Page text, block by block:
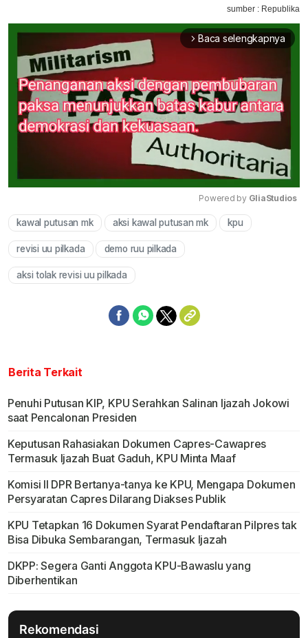
sumber : Republika
arrow_forward_ios Baca selengkapnya
Mute
Powered by GliaStudios
kawal putusan mk aksi kawal putusan mk kpu
revisi uu pilkada demo ruu pilkada
aksi tolak revisi uu pilkada
Berita Terkait
Penuhi Putusan KIP, KPU Serahkan Salinan Ijazah Jokowi
saat Pencalonan Presiden
Keputusan Rahasiakan Dokumen Capres-Cawapres
Termasuk Ijazah Buat Gaduh, KPU Minta Maaf
Komisi II DPR Bertanya-tanya ke KPU, Mengapa Dokumen
Persyaratan Capres Dilarang Diakses Publik
KPU Tetapkan 16 Dokumen Syarat Pendaftaran Pilpres tak
Bisa Dibuka Sembarangan, Termasuk Ijazah
DKPP: Segera Ganti Anggota KPU-Bawaslu yang
Diberhentikan
Rekomendasi